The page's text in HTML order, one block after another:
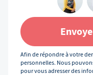
Afin de répondre à votre
personnelles. Nous
pour vous adresser des